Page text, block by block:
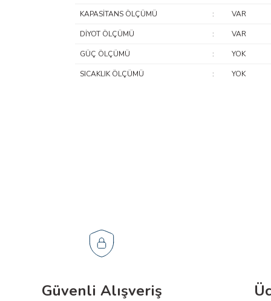
KAPASİTANS ÖLÇÜMÜ : VAR
DİYOT ÖLÇÜMÜ : VAR
GÜÇ ÖLÇÜMÜ : YOK
SICAKLIK ÖLÇÜMÜ : YOK
DC Voltaj Ölçüm Aralığı
Güvenli Alışveriş